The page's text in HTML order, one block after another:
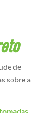
de
sobre a